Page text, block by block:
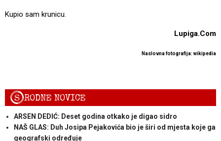
Kupio sam krunicu.
Lupiga.Com
Naslovna fotografija: wikipedia
SRODNE NOVICE
ARSEN DEDIĆ: Deset godina otkako je digao sidro
NAŠ GLAS: Duh Josipa Pejakovića bio je širi od mjesta koje ga
geografski određuje